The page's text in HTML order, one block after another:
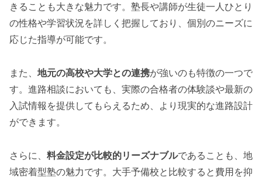
きることも大きな魅力です。塾長や講師が生徒一人ひとり
の性格や学習状況を詳しく把握しており、個別のニーズに
応じた指導が可能です。
また、 地元の高校や大学との連携が強いのも特徴の一つで
す。進路相談においても、実際の合格者の体験談や最新の
入試情報を提供してもらえるため、より現実的な進路設計
ができます。
さらに、 料金設定が比較的リーズナブルであることも、地
域密着型塾の魅力です。大手予備校と比較すると費用を抑